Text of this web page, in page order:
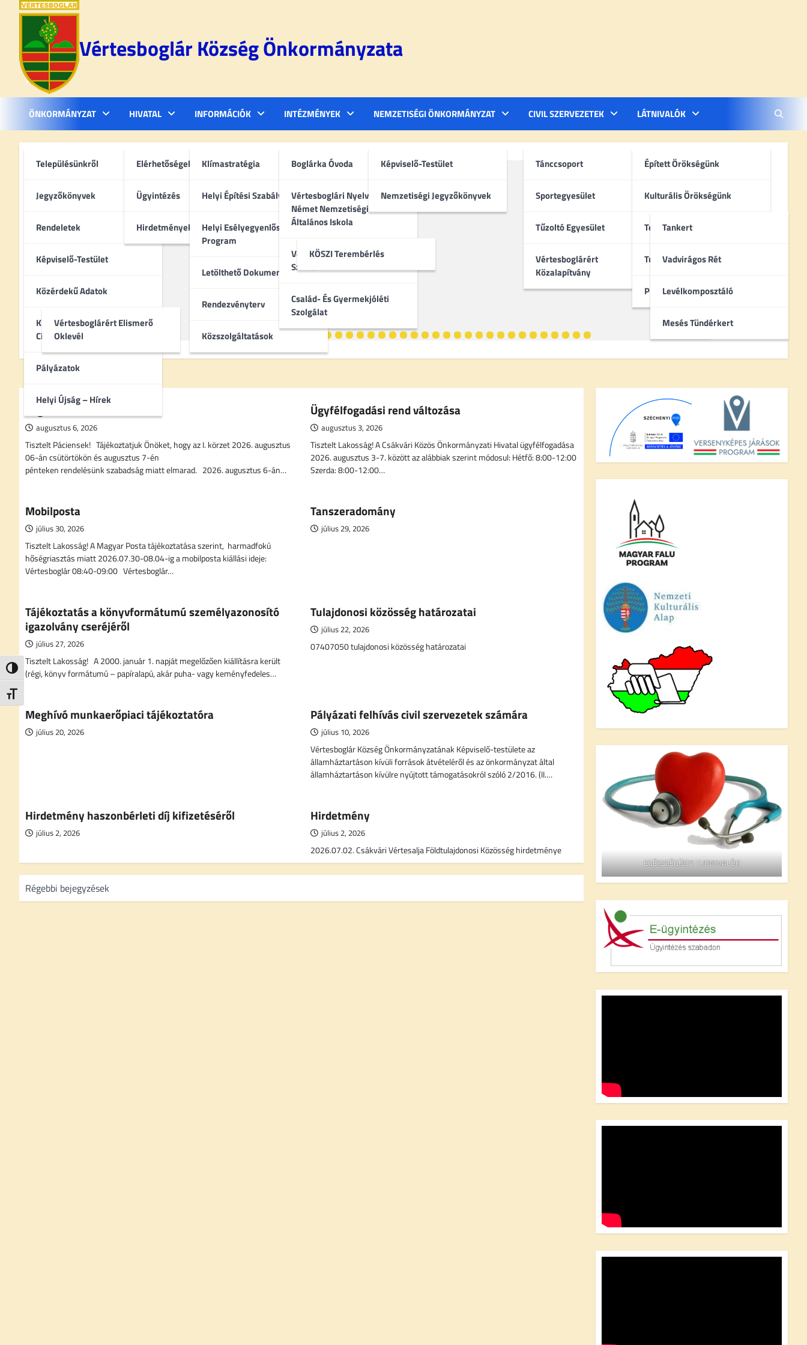
Nagy kontraszt váltása
Betűméret váltása
Vértesboglár Község Önkormányzata
ÖNKORMÁNYZAT
Településünkről
Jegyzőkönyvek
Rendeletek
Képviselő-Testület
Közérdekű Adatok
Kitüntetettek – Díszpolgári
Címek
Vértesboglárért Elismerő
Oklevél
Pályázatok
Helyi Újság – Hírek
HIVATAL
Elérhetőségek
Ügyintézés
Hirdetmények
INFORMÁCIÓK
Klímastratégia
Helyi Építési Szabályzat
Helyi Esélyegyenlőségi
Program
Letölthető Dokumentumok
Rendezvényterv
Közszolgáltatások
INTÉZMÉNYEK
Boglárka Óvoda
Vértesboglári Nyelvoktató
Német Nemzetiségi
Általános Iskola
Vértesboglári Közösségi
Színtér
KÖSZI Terembérlés
Család- És Gyermekjóléti
Szolgálat
NEMZETISÉGI ÖNKORMÁNYZAT
Képviselő-Testület
Nemzetiségi Jegyzőkönyvek
CIVIL SZERVEZETEK
Tánccsoport
Sportegyesület
Tűzoltó Egyesület
Vértesboglárért
Közalapítvány
LÁTNIVALÓK
Épített Örökségünk
Kulturális Örökségünk
Természeti Örökségünk
Tankert
Vadvirágos Rét
Levélkomposztáló
Mesés Tündérkert
Turisztikai Célpontok
Pincebokrok
Fogorvosi rendelés elmarad
augusztus 6, 2026
Tisztelt Páciensek! Tájékoztatjuk Önöket, hogy az I. körzet 2026. augusztus
06-án csütörtökön és augusztus 7-én
pénteken rendelésünk szabadság miatt elmarad. 2026. augusztus 6-án…
Ügyfélfogadási rend változása
augusztus 3, 2026
Tisztelt Lakosság! A Csákvári Közös Önkormányzati Hivatal ügyfélfogadása
2026. augusztus 3-7. között az alábbiak szerint módosul: Hétfő: 8:00-12:00
Szerda: 8:00-12:00…
Mobilposta
július 30, 2026
Tisztelt Lakosság! A Magyar Posta tájékoztatása szerint, harmadfokú
hőségriasztás miatt 2026.07.30-08.04-ig a mobilposta kiállási ideje:
Vértesboglár 08:40-09:00 Vértesboglár…
Tanszeradomány
július 29, 2026
Tájékoztatás a könyvformátumú személyazonosító
igazolvány cseréjéről
július 27, 2026
Tisztelt Lakosság! A 2000. január 1. napját megelőzően kiállításra került
(régi, könyv formátumú – papíralapú, akár puha- vagy keményfedeles…
Tulajdonosi közösség határozatai
július 22, 2026
07407050 tulajdonosi közösség határozatai
Meghívó munkaerőpiaci tájékoztatóra
július 20, 2026
Pályázati felhívás civil szervezetek számára
július 10, 2026
Vértesboglár Község Önkormányzatának Képviselő-testülete az
államháztartáson kívüli források átvételéről és az önkormányzat által
államháztartáson kívülre nyújtott támogatásokról szóló 2/2016. (II.…
Hirdetmény haszonbérleti díj kifizetéséről
július 2, 2026
Hirdetmény
július 2, 2026
2026.07.02. Csákvári Vértesalja Földtulajdonosi Közösség hirdetménye
B
e
Régebbi bejegyzések
EGÉSZSÉGÜGYI TUDNIVALÓK